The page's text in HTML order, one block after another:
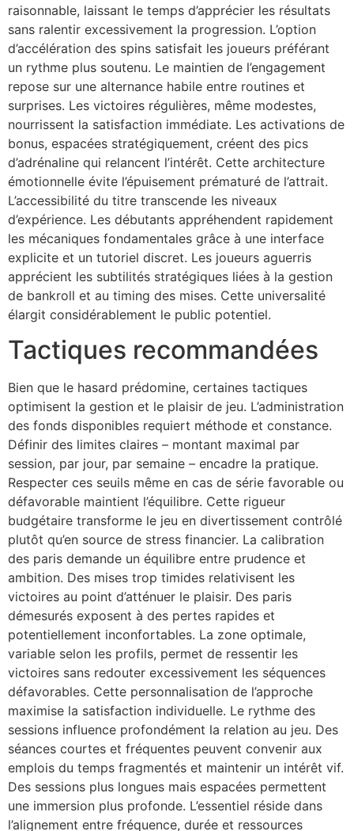
raisonnable, laissant le temps d’apprécier les résultats
sans ralentir excessivement la progression. L’option
d’accélération des spins satisfait les joueurs préférant
un rythme plus soutenu. Le maintien de l’engagement
repose sur une alternance habile entre routines et
surprises. Les victoires régulières, même modestes,
nourrissent la satisfaction immédiate. Les activations de
bonus, espacées stratégiquement, créent des pics
d’adrénaline qui relancent l’intérêt. Cette architecture
émotionnelle évite l’épuisement prématuré de l’attrait.
L’accessibilité du titre transcende les niveaux
d’expérience. Les débutants appréhendent rapidement
les mécaniques fondamentales grâce à une interface
explicite et un tutoriel discret. Les joueurs aguerris
apprécient les subtilités stratégiques liées à la gestion
de bankroll et au timing des mises. Cette universalité
élargit considérablement le public potentiel.
Tactiques recommandées
Bien que le hasard prédomine, certaines tactiques
optimisent la gestion et le plaisir de jeu. L’administration
des fonds disponibles requiert méthode et constance.
Définir des limites claires – montant maximal par
session, par jour, par semaine – encadre la pratique.
Respecter ces seuils même en cas de série favorable ou
défavorable maintient l’équilibre. Cette rigueur
budgétaire transforme le jeu en divertissement contrôlé
plutôt qu’en source de stress financier. La calibration
des paris demande un équilibre entre prudence et
ambition. Des mises trop timides relativisent les
victoires au point d’atténuer le plaisir. Des paris
démesurés exposent à des pertes rapides et
potentiellement inconfortables. La zone optimale,
variable selon les profils, permet de ressentir les
victoires sans redouter excessivement les séquences
défavorables. Cette personnalisation de l’approche
maximise la satisfaction individuelle. Le rythme des
sessions influence profondément la relation au jeu. Des
séances courtes et fréquentes peuvent convenir aux
emplois du temps fragmentés et maintenir un intérêt vif.
Des sessions plus longues mais espacées permettent
une immersion plus profonde. L’essentiel réside dans
l’alignement entre fréquence, durée et ressources